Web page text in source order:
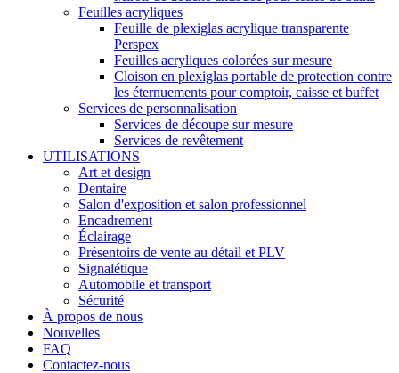
Feuilles acryliques
Feuille de plexiglas acrylique transparente
Perspex
Feuilles acryliques colorées sur mesure
Cloison en plexiglas portable de protection contre
les éternuements pour comptoir, caisse et buffet
Services de personnalisation
Services de découpe sur mesure
Services de revêtement
UTILISATIONS
Art et design
Dentaire
Salon d'exposition et salon professionnel
Encadrement
Éclairage
Présentoirs de vente au détail et PLV
Signalétique
Automobile et transport
Sécurité
À propos de nous
Nouvelles
FAQ
Contactez-nous